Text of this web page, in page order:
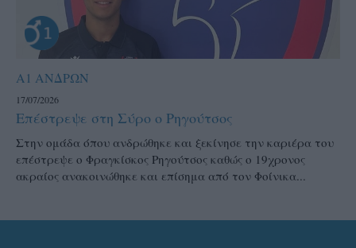
Α1 ΑΝΔΡΩΝ
17/07/2026
Επέστρεψε στη Σύρο ο Ρηγούτσος
Στην ομάδα όπου ανδρώθηκε και ξεκίνησε την καριέρα του
επέστρεψε ο Φραγκίσκος Ρηγούτσος καθώς ο 19χρονος
ακραίος ανακοινώθηκε και επίσημα από τον Φοίνικα...